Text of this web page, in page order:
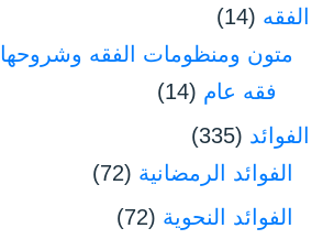
الفقه (14)
متون ومنظومات الفقه وشروحها
فقه عام (14)
الفوائد (335)
الفوائد الرمضانية (72)
الفوائد النحوية (72)